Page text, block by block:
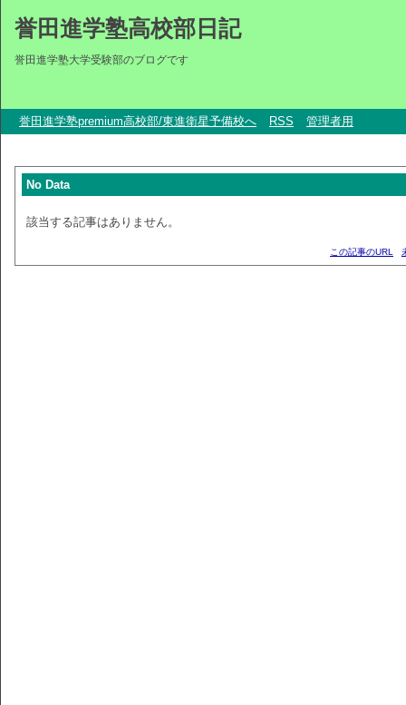
誉田進学塾高校部日記
誉田進学塾大学受験部のブログです
誉田進学塾premium高校部/東進衛星予備校へ RSS 管理者用
No Data
該当する記事はありません。
この記事のURL